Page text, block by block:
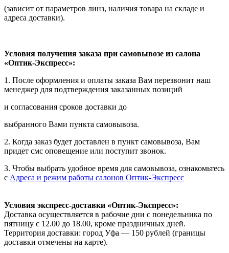
(зависит от параметров линз, наличия товара на складе и
адреса доставки).
Условия получения заказа при самовывозе из салона
«Оптик-Экспресс»:
1. После оформления и оплаты заказа Вам перезвонит наш
менеджер для подтверждения заказанных позиций
и согласования сроков доставки до
выбранного Вами пункта самовывоза.
2. Когда заказ будет доставлен в пункт самовывоза, Вам
придет смс оповещение или поступит звонок.
3. Чтобы выбрать удобное время для самовывоза, ознакомьтесь
с Адреса и режим работы салонов Оптик-Экспресс
Условия экспресс-доставки «Оптик-Экспресс»:
Доставка осуществляется в рабочие дни с понедельника по
пятницу с 12.00 до 18.00, кроме праздничных дней.
Территория доставки: город Уфа — 150 рублей (границы
доставки отмечены на карте).